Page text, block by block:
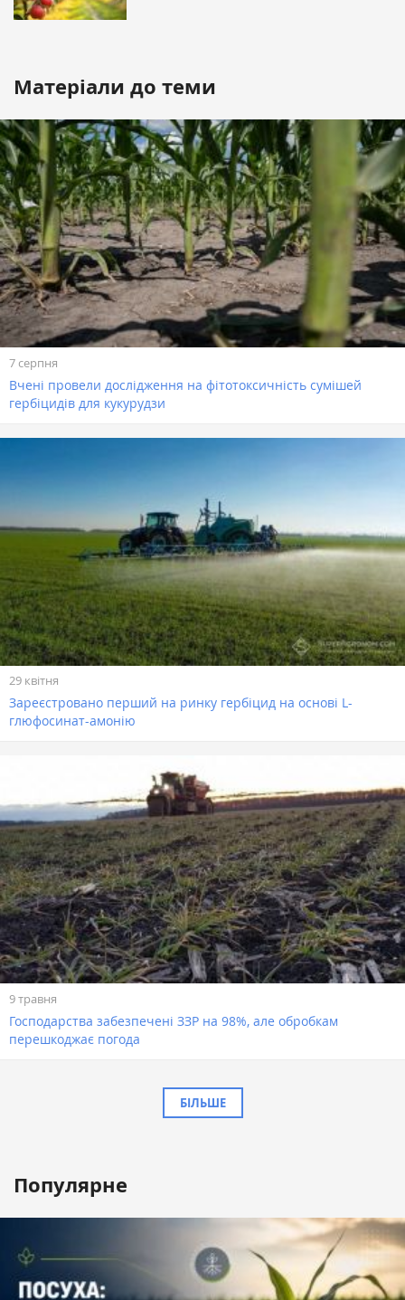
Матеріали до теми
7 серпня
Вчені провели дослідження на фітотоксичність сумішей
гербіцидів для кукурудзи
29 квітня
Зареєстровано перший на ринку гербіцид на основі L-
глюфосинат-амонію
9 травня
Господарства забезпечені ЗЗР на 98%, але обробкам
перешкоджає погода
БІЛЬШЕ
Популярне